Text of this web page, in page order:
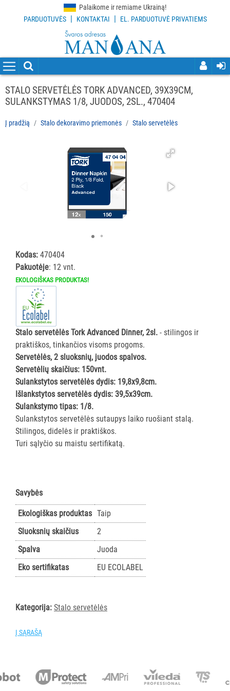
Palaikome ir remiame Ukrainą!
PARDUOTUVĖS | KONTAKTAI | EL. PARDUOTUVĖ PRIVATIEMS
VALYMO
PRIEMONĖS
VALYMO
SKALBIMO
PRIEMONĖS
PURVĄ
SUGERIANTYS
KILIMĖLIAI
ASMENS
HIGIENOS
PRIEMONĖS
SLAUGOS
PREKĖS
KOSMETIKA
ĮRANGA
MAISTO
PRAMONEI
POPIERIUS
IR
PROFESSIONAL
STALO SERVETĖLĖS TORK ADVANCED, 39X39CM,
SULANKSTYMAS 1/8, JUODOS, 2SL., 470404
Į pradžią Stalo dekoravimo priemonės Stalo servetėlės
Kodas: 470404
Pakuotėje: 12 vnt.
EKOLOGIŠKAS PRODUKTAS!
Stalo servetėlės Tork Advanced Dinner, 2sl. - stilingos ir
praktiškos, tinkančios visoms progoms.
Servetėlės, 2 sluoksnių, juodos spalvos.
Servetėlių skaičius: 150vnt.
Sulankstytos servetėlės dydis: 19,8x9,8cm.
Išlankstytos servetėlės dydis: 39,5x39cm.
Sulankstymo tipas: 1/8.
Sulankstytos servetėlės sutaupys laiko ruošiant stalą.
Stilingos, didelės ir praktiškos.
Turi sąlyčio su maistu sertifikatą.
Savybės
Ekologiškas produktas Taip
Sluoksnių skaičius
2
Spalva
Juoda
Eko sertifikatas
EU ECOLABEL
Kategorija: Stalo servetėlės
Į SĄRAŠĄ